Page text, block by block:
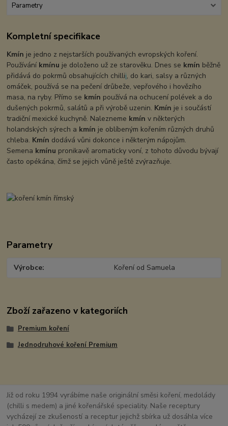
Parametry
Kompletní specifikace
Kmín je jedno z nejstarších používaných evropských koření.
Používání kmínu je doloženo už ze starověku. Dnes se kmín běžně
přidává do pokrmů obsahujících chillii, do kari, salsy a různých
omáček, používá se na pečení drůbeže, vepřového i hovězího
masa, na ryby. Přímo se kmín používá na ochucení polévek a do
dušených pokrmů, salátů a při výrobě uzenin. Kmín je i součástí
tradiční mexické kuchyně. Nalezneme kmín v některých
holandských sýrech a kmín je oblíbeným kořením různých druhů
chleba. Kmín dodává vůni dokonce i některým nápojům.
Semena kmínu pronikavě aromaticky voní, z tohoto důvodu bývají
často opékána, čímž se jejich vůně ještě zvýrazňuje.
Parametry
Výrobce Koření od Samuela
Zboží zařazeno v kategoriích
Premium koření
Jednodruhové koření Premium
Již od roku 1994 vyrábíme naše originální směsi koření, medolády
(chilli s medem) a jiné kořenářské speciality. Naše receptury
vycházejí ze zkušeností a receptur jejichž sbírka už dosáhla více